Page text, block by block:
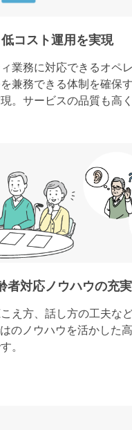
低コスト運用を実現
業務に対応できるオペ
兼務できる体制を確保
。サービスの品質も高
者対応ノウハウの充実
え方、話し方の工夫な
のノウハウを活かした
。